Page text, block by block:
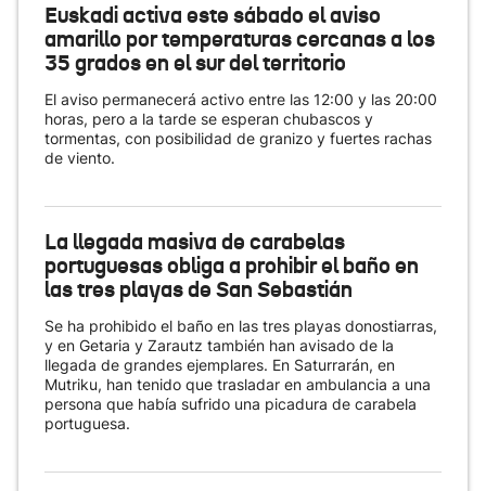
Euskadi activa este sábado el aviso
amarillo por temperaturas cercanas a los
35 grados en el sur del territorio
El aviso permanecerá activo entre las 12:00 y las 20:00
horas, pero a la tarde se esperan chubascos y
tormentas, con posibilidad de granizo y fuertes rachas
de viento.
La llegada masiva de carabelas
portuguesas obliga a prohibir el baño en
las tres playas de San Sebastián
Se ha prohibido el baño en las tres playas donostiarras,
y en Getaria y Zarautz también han avisado de la
llegada de grandes ejemplares. En Saturrarán, en
Mutriku, han tenido que trasladar en ambulancia a una
persona que había sufrido una picadura de carabela
portuguesa.